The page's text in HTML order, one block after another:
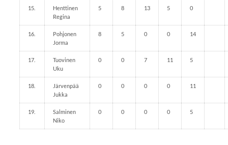
15.
Henttinen
Regina
5 8 13 5 0
16.
Pohjonen
Jorma
8 5 0 0 14
17.
Tuovinen
Uku
0 0 7 11 5
18.
Järvenpää
Jukka
0 0 0 0 11
19.
Salminen
Niko
0 0 0 0 5